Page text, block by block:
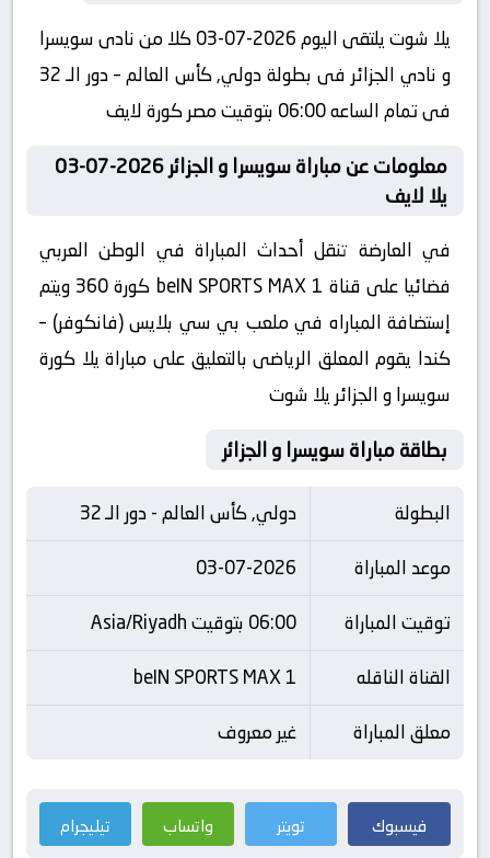
يلا شوت يلتقى اليوم 2026-07-03 كلا من نادى سويسرا
و نادي الجزائر فى بطولة دولي, كأس العالم – دور الـ 32
فى تمام الساعه 06:00 بتوقيت مصر كورة لايف
معلومات عن مباراة سويسرا و الجزائر 2026-07-03
يلا لايف
في العارضة تنقل أحداث المباراة في الوطن العربي
فضائيا على قناة beIN SPORTS MAX 1 كورة 360 ويتم
إستضافة المباراه في ملعب بي سي بلايس (فانكوفر) –
كندا يقوم المعلق الرياضى بالتعليق على مباراة يلا كورة
سويسرا و الجزائر يلا شوت
بطاقة مباراة سويسرا و الجزائر
البطولة
دولي, كأس العالم - دور الـ 32
موعد المباراة
03-07-2026
توقيت المباراة
06:00 بتوقيت Asia/Riyadh
القناة الناقله
beIN SPORTS MAX 1
معلق المباراة
غير معروف
فيسبوك تويتر واتساب تيليجرام